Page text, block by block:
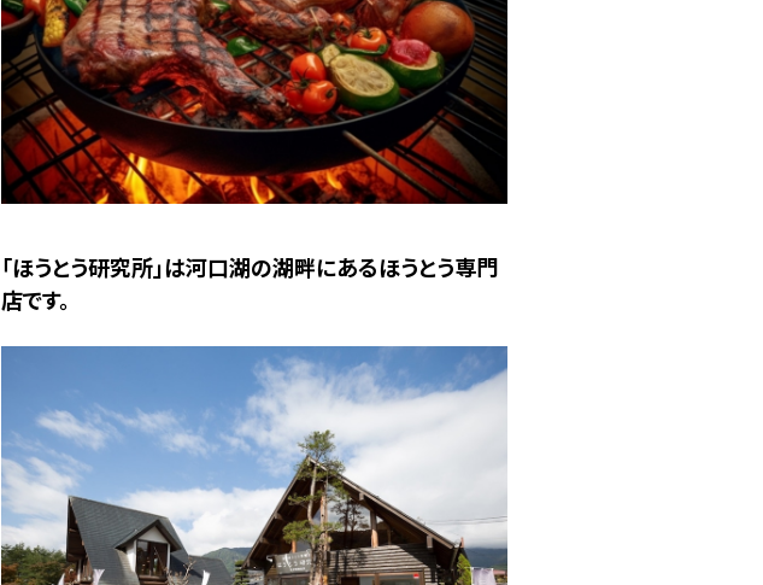
「ほうとう研究所」は河口湖の湖畔にあるほうとう専門
店です。